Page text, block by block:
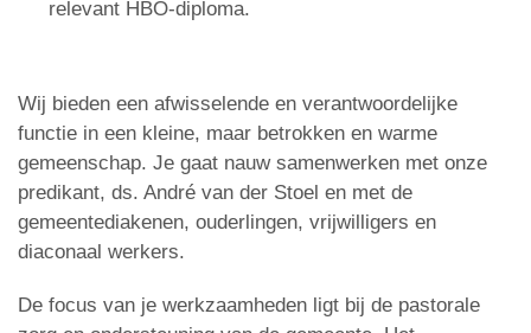
relevant HBO-diploma.
Wij bieden een afwisselende en verantwoordelijke
functie in een kleine, maar betrokken en warme
gemeenschap. Je gaat nauw samenwerken met onze
predikant, ds. André van der Stoel en met de
gemeentediakenen, ouderlingen, vrijwilligers en
diaconaal werkers.
De focus van je werkzaamheden ligt bij de pastorale